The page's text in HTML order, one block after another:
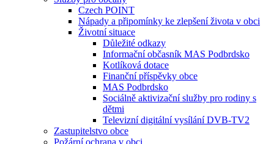
Czech POINT
Nápady a připomínky ke zlepšení života v obci
Životní situace
Důležité odkazy
Informační občasník MAS Podbrdsko
Kotlíková dotace
Finanční příspěvky obce
MAS Podbrdsko
Sociálně aktivizační služby pro rodiny s
dětmi
Televizní digitální vysílání DVB-TV2
Zastupitelstvo obce
Požární ochrana v obci